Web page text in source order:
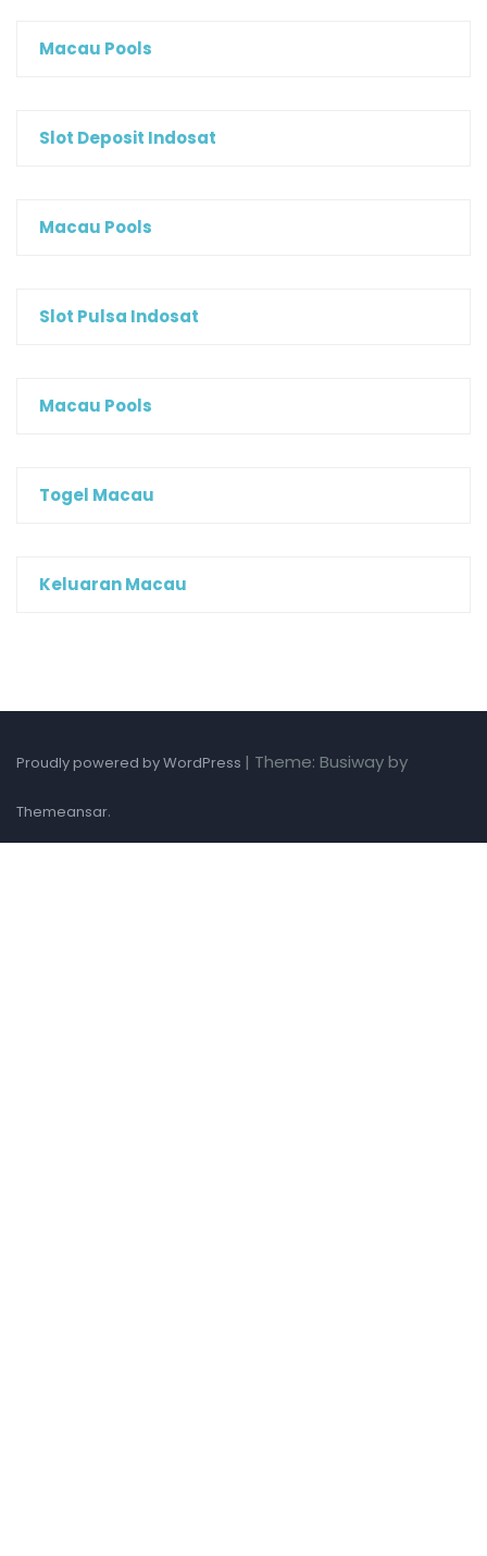
Macau Pools
Slot Deposit Indosat
Macau Pools
Slot Pulsa Indosat
Macau Pools
Togel Macau
Keluaran Macau
Proudly powered by WordPress | Theme: Busiway by
Themeansar.